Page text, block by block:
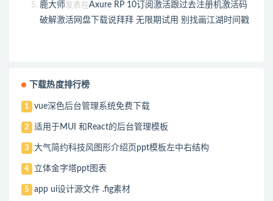
鹿大师发表在Axure RP 10订阅激活跟过去注册机激活码
破解激活网盘下载说拜拜 无限期试用 别找画江湖时间戳
下载热度排行榜
1 vue深色后台管理系统免费下载
2 适用于MUI 和React的后台管理模板
3 大气简约科技风图形介绍页ppt模板左中右结构
4 立体金字塔ppt图表
5 app ui设计源文件 .fig素材